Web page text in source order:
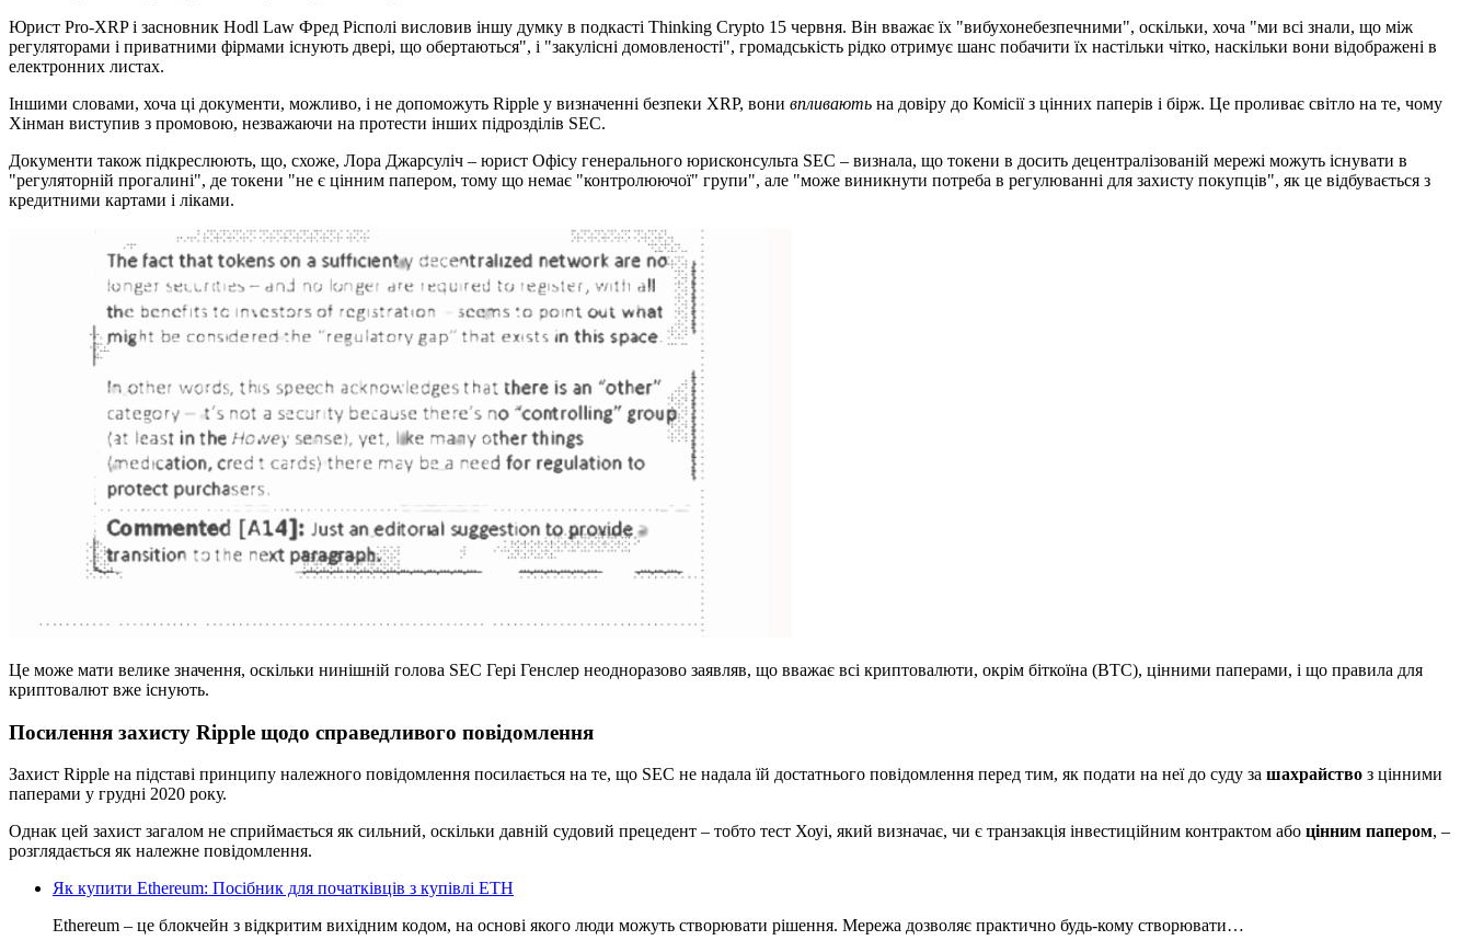
Юрист Pro-XRP і засновник Hodl Law Фред Рісполі висловив іншу думку в подкасті Thinking Crypto 15 червня. Він вважає їх "вибухонебезпечними", оскільки, хоча "ми всі знали, що між
регуляторами і приватними фірмами існують двері, що обертаються", і "закулісні домовленості", громадськість рідко отримує шанс побачити їх настільки чітко, наскільки вони відображені в
електронних листах.
Іншими словами, хоча ці документи, можливо, і не допоможуть Ripple у визначенні безпеки XRP, вони впливають на довіру до Комісії з цінних паперів і бірж. Це проливає світло на те, чому
Хінман виступив з промовою, незважаючи на протести інших підрозділів SEC.
Документи також підкреслюють, що, схоже, Лора Джарсуліч – юрист Офісу генерального юрисконсульта SEC – визнала, що токени в досить децентралізованій мережі можуть існувати в
"регуляторній прогалині", де токени "не є цінним папером, тому що немає "контролюючої" групи", але "може виникнути потреба в регулюванні для захисту покупців", як це відбувається з
кредитними картами і ліками.
Це може мати велике значення, оскільки нинішній голова SEC Гері Генслер неодноразово заявляв, що вважає всі криптовалюти, окрім біткоїна (BTC), цінними паперами, і що правила для
криптовалют вже існують.
Посилення захисту Ripple щодо справедливого повідомлення
Захист Ripple на підставі принципу належного повідомлення посилається на те, що SEC не надала їй достатнього повідомлення перед тим, як подати на неї до суду за шахрайство з цінними
паперами у грудні 2020 року.
Однак цей захист загалом не сприймається як сильний, оскільки давній судовий прецедент – тобто тест Хоуі, який визначає, чи є транзакція інвестиційним контрактом або цінним папером, –
розглядається як належне повідомлення.
Як купити Ethereum: Посібник для початківців з купівлі ETH
Ethereum – це блокчейн з відкритим вихідним кодом, на основі якого люди можуть створювати рішення. Мережа дозволяє практично будь-кому створювати…